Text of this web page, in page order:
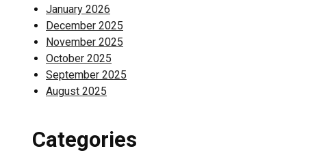
January 2026
December 2025
November 2025
October 2025
September 2025
August 2025
Categories